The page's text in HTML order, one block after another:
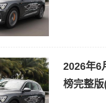
2026年6
榜完整